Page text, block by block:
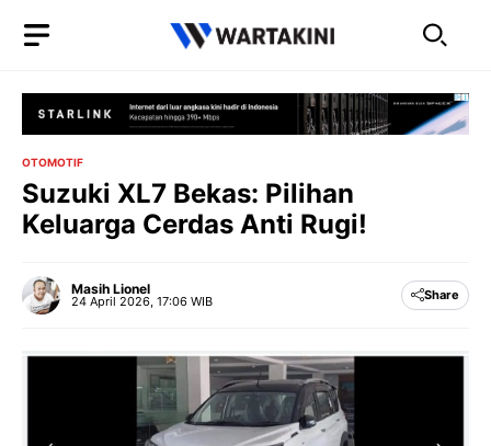
OTOMOTIF
Suzuki XL7 Bekas: Pilihan
Keluarga Cerdas Anti Rugi!
Masih Lionel
24 April 2026, 17:06 WIB Share